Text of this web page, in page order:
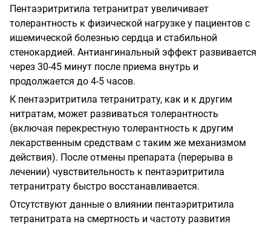
Пентаэритритила тетранитрат увеличивает
толерантность к физической нагрузке у пациентов с
ишемической болезнью сердца и стабильной
стенокардией. Антиангинальный эффект развивается
через 30-45 минут после приема внутрь и
продолжается до 4-5 часов.
К пентаэритритила тетранитрату, как и к другим
нитратам, может развиваться толерантность
(включая перекрестную толерантность к другим
лекарственным средствам с таким же механизмом
действия). После отмены препарата (перерыва в
лечении) чувствительность к пентаэритритила
тетранитрату быстро восстанавливается.
Отсутствуют данные о влиянии пентаэритритила
тетранитрата на смертность и частоту развития